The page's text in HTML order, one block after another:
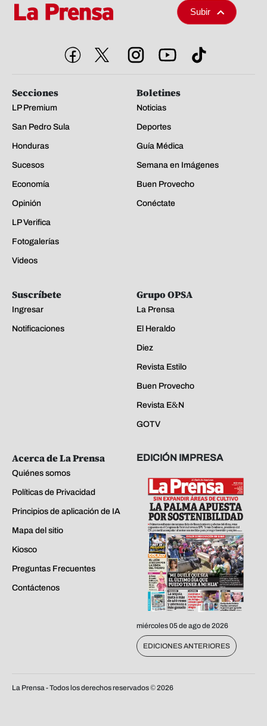
Subir
Secciones
LP Premium
San Pedro Sula
Honduras
Sucesos
Economía
Opinión
LP Verifica
Fotogalerías
Videos
Boletines
Noticias
Deportes
Guía Médica
Semana en Imágenes
Buen Provecho
Conéctate
Suscríbete
Ingresar
Notificaciones
Grupo OPSA
La Prensa
El Heraldo
Diez
Revista Estilo
Buen Provecho
Revista E&N
GOTV
Acerca de La Prensa
Quiénes somos
Políticas de Privacidad
Principios de aplicación de IA
Mapa del sitio
Kiosco
Preguntas Frecuentes
Contáctenos
EDICIÓN IMPRESA
miércoles 05 de ago de 2026
EDICIONES ANTERIORES
La Prensa - Todos los derechos reservados ©2026